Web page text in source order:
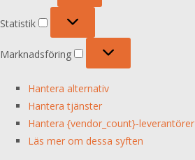
Statistik
Marknadsföring
Hantera alternativ
Hantera tjänster
Hantera {vendor_count}-leverantörer
Läs mer om dessa syften